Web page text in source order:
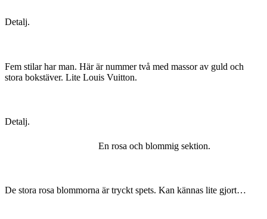
Detalj.
Fem stilar har man. Här är nummer två med massor av guld och
stora bokstäver. Lite Louis Vuitton.
Detalj.
En rosa och blommig sektion.
De stora rosa blommorna är tryckt spets. Kan kännas lite gjort…